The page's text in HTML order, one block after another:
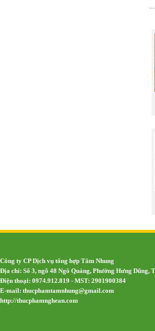
Công ty CP Dịch vụ tổng hợp Tâm Nhung
Địa chỉ: Số 3, ngõ 48 Ngô Quảng, Phường Hưng Dũng,
Điện thoại: 0974.912.819 - MST: 2901900384
E-mail: thucphamtamnhung@gmail.com
http://thucphamnghean.com